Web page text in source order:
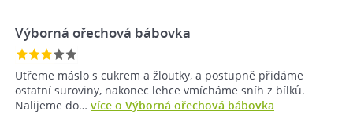
Výborná ořechová bábovka
Utřeme máslo s cukrem a žloutky, a postupně přidáme
ostatní suroviny, nakonec lehce vmícháme sníh z bílků.
Nalijeme do… více o Výborná ořechová bábovka